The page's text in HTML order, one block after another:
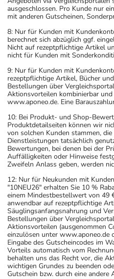
ausgeschlossen. Pro Kunde nur
mit anderen Gutscheinen,
8: Nur für Kunden mit
berechnet sich abzüglich ggf.
Nicht auf rezeptpflichtige Artikel
nicht für Kunden mit
9: Nur für Kunden mit
rezeptpflichtige Artikel, Bücher
Bestellungen über
Aktionsvorteilen kombinierbar
www.aponeo.de. Eine
10: Bei Produkt- und Shop-
Produktdetailseiten können wir
von solchen Kunden stammen,
Dienstleistungen tatsächlich
Bewertungen, bei denen bei der
Auffälligkeiten oder Hinweise
Zweifeln Anlass geben, werden
12: Nur für Neukunden mit
"10NEU26" erhalten Sie 10 %
einem Mindestbestellwert von 49
anwendbar auf rezeptpflichtige
Säuglingsanfangsnahrung und
Bestellungen über
Aktionsvorteilen (ausgenommen
einzulösen unter www.aponeo.de
Eingabe des Gutscheincodes im
Vorteils automatisch vom
behalten uns das Recht vor, die
wichtigen Grundes zu beenden
Gutschein bzw. durch eine andere